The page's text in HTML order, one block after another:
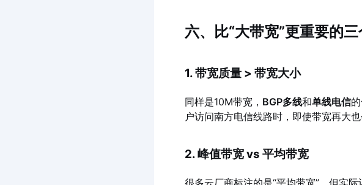
六、比“大带宽”更重要的
1. 带宽质量 > 带宽大小
同样是10M带宽， BGP多线和单线电信
户访问南方电信线路时，即使带宽再大也
2. 峰值带宽 vs 平均带宽
很多云厂商标注的是“平均带宽”，但实际